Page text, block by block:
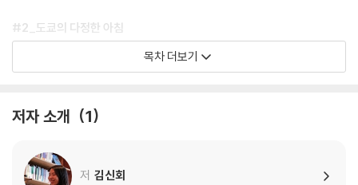
#2_도쿄의 다정한 아침
나만의 카페 뤼미에르를 찾아서 -다방 모닝세트
도심 정원에서 스프 한 그릇 -모닝스프
날카로운 첫인상의 추억 -오챠즈케
◎ 싱글의 소박한 도쿄나들이 <슈퍼마켓 장보기>
목차 더보기
저자 소개 1
저 김신회